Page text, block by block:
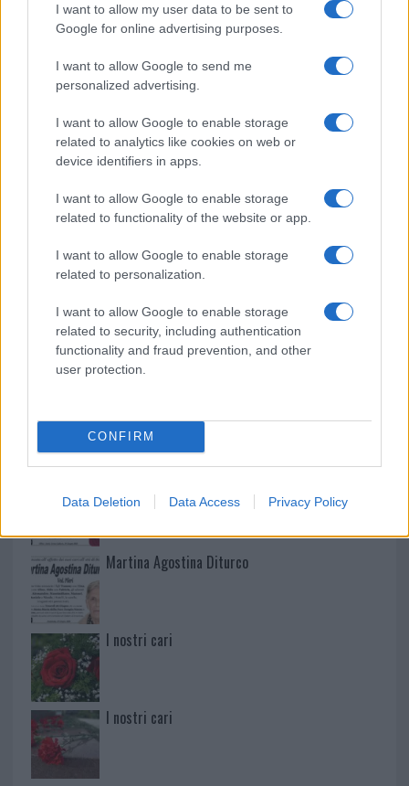
I want to allow my user data to be sent to
Google for online advertising purposes.
I want to allow Google to send me
personalized advertising.
I want to allow Google to enable storage
related to analytics like cookies on web or
device identifiers in apps.
I want to allow Google to enable storage
related to functionality of the website or app.
I want to allow Google to enable storage
related to personalization.
I want to allow Google to enable storage
related to security, including authentication
functionality and fraud prevention, and other
user protection.
CONFIRM
Data Deletion Data Access Privacy Policy
Calangianus, dopo le polemiche il centro
accoglienza minori chiude
Olbia, divieto di sosta contro spaccio e degrado:
esplode la protesta
NECROLOGIE
Martina Agostina Diturco
I nostri cari
I nostri cari